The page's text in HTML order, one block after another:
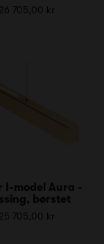
26 705,00 kr
I-model Aura -
børstet
25 705,00 kr